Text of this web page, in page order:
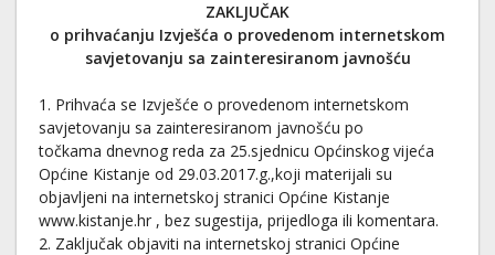
ZAKLJUČAK
o prihvaćanju Izvješća o provedenom internetskom
savjetovanju sa zainteresiranom javnošću
1. Prihvaća se Izvješće o provedenom internetskom
savjetovanju sa zainteresiranom javnošću po
točkama dnevnog reda za 25.sjednicu Općinskog vijeća
Općine Kistanje od 29.03.2017.g.,koji materijali su
objavljeni na internetskoj stranici Općine Kistanje
www.kistanje.hr , bez sugestija, prijedloga ili komentara.
2. Zaključak objaviti na internetskoj stranici Općine